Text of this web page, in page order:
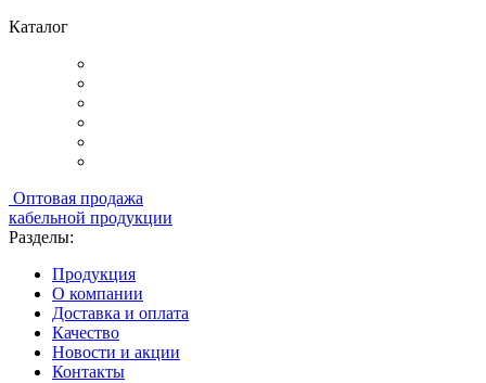
Каталог
Оптовая продажа
кабельной продукции
Разделы:
Продукция
О компании
Доставка и оплата
Качество
Новости и акции
Контакты